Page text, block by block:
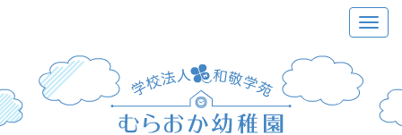
Toggle